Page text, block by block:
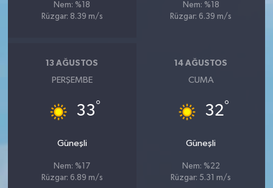
Nem: %18
Rüzgar: 8.39 m/s
Nem: %18
Rüzgar: 6.39 m/s
13 AĞUSTOS
PERŞEMBE
33°
Güneşli
Nem: %17
Rüzgar: 6.89 m/s
14 AĞUSTOS
CUMA
32°
Güneşli
Nem: %22
Rüzgar: 5.31 m/s